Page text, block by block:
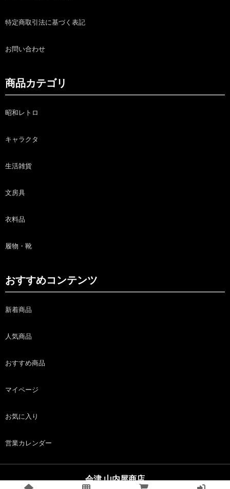
特定商取引法に基づく表記
お問い合わせ
商品カテゴリ
昭和レトロ
キャラクタ
生活雑貨
文房具
衣料品
履物・靴
おすすめコンテンツ
新着商品
人気商品
おすすめ商品
マイページ
お気に入り
営業カレンダー
会津 山内屋商店